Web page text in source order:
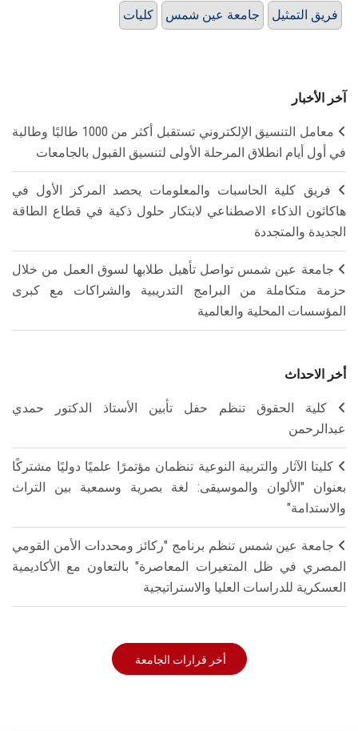
كليات جامعة عين شمس فريق التمثيل
آخر الأخبار
معامل التنسيق الإلكتروني تستقبل أكثر من 1000 طالبًا وطالبة
في أول أيام انطلاق المرحلة الأولى لتنسيق القبول بالجامعات
فريق كلية الحاسبات والمعلومات يحصد المركز الأول في
هاكاثون الذكاء الاصطناعي لابتكار حلول ذكية في قطاع الطاقة
الجديدة والمتجددة
جامعة عين شمس تواصل تأهيل طلابها لسوق العمل من خلال
حزمة متكاملة من البرامج التدريبية والشراكات مع كبرى
المؤسسات المحلية والعالمية
أخر الاحداث
كلية الحقوق تنظم حفل تأبين الأستاذ الدكتور حمدي
عبدالرحمن
كليتا الآثار والتربية النوعية تنظمان مؤتمرًا علميًا دوليًا مشتركًا
بعنوان "الألوان والموسيقى: لغة بصرية وسمعية بين التراث
والاستدامة"
جامعة عين شمس تنظم برنامج "ركائز ومحددات الأمن القومي
المصري في ظل المتغيرات المعاصرة" بالتعاون مع الأكاديمية
العسكرية للدراسات العليا والاستراتيجية
أخر قرارات الجامعة